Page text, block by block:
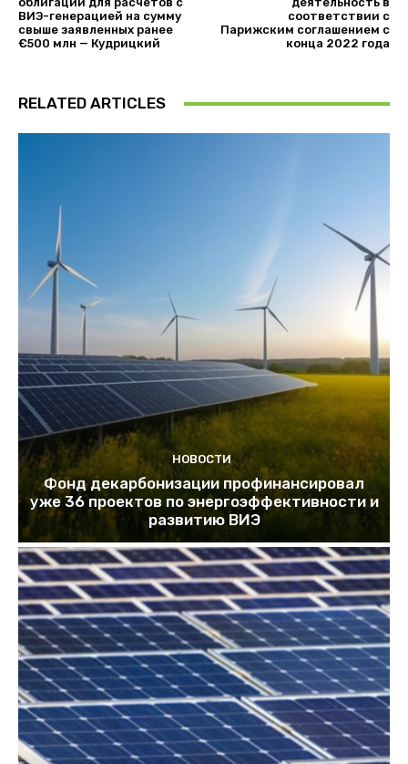
ВИЭ-генерацией на сумму
свыше заявленных ранее
€500 млн — Кудрицкий
соответствии с
Парижским соглашением с
конца 2022 года
RELATED ARTICLES
НОВОСТИ
Фонд декарбонизации профинансировал
уже 36 проектов по энергоэффективности и
развитию ВИЭ